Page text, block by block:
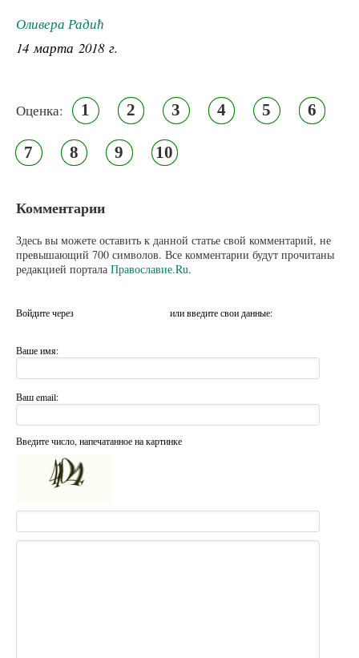
Оливера Радић
14 марта 2018 г.
Оценка: 1 2 3 4 5 6
7 8 9 10
Комментарии
Здесь вы можете оставить к данной статье свой комментарий, не
превышающий 700 символов. Все комментарии будут прочитаны
редакцией портала Православие.Ru.
Войдите через или введите свои данные:
Ваше имя:
Ваш email:
Введите число, напечатанное на картинке